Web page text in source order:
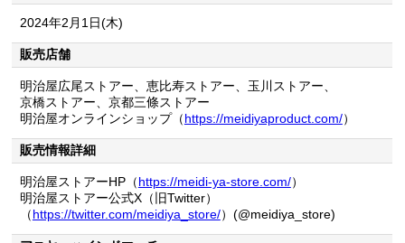
2024年2月1日(木)
販売店舗
明治屋広尾ストアー、恵比寿ストアー、玉川ストアー、
京橋ストアー、京都三條ストアー
明治屋オンラインショップ（https://meidiyaproduct.com/）
販売情報詳細
明治屋ストアーHP（https://meidi-ya-store.com/）
明治屋ストアー公式X（旧Twitter）
（https://twitter.com/meidiya_store/）(@meidiya_store)